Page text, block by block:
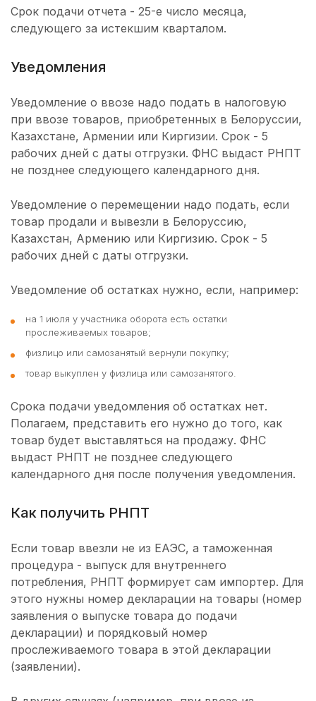
Срок подачи отчета - 25-е число месяца,
следующего за истекшим кварталом.
Уведомления
Уведомление о ввозе надо подать в налоговую
при ввозе товаров, приобретенных в Белоруссии,
Казахстане, Армении или Киргизии. Срок - 5
рабочих дней с даты отгрузки. ФНС выдаст РНПТ
не позднее следующего календарного дня.
Уведомление о перемещении надо подать, если
товар продали и вывезли в Белоруссию,
Казахстан, Армению или Киргизию. Срок - 5
рабочих дней с даты отгрузки.
Уведомление об остатках нужно, если, например:
на 1 июля у участника оборота есть остатки
прослеживаемых товаров;
физлицо или самозанятый вернули покупку;
товар выкуплен у физлица или самозанятого.
Срока подачи уведомления об остатках нет.
Полагаем, представить его нужно до того, как
товар будет выставляться на продажу. ФНС
выдаст РНПТ не позднее следующего
календарного дня после получения уведомления.
Как получить РНПТ
Если товар ввезли не из ЕАЭС, а таможенная
процедура - выпуск для внутреннего
потребления, РНПТ формирует сам импортер. Для
этого нужны номер декларации на товары (номер
заявления о выпуске товара до подачи
декларации) и порядковый номер
прослеживаемого товара в этой декларации
(заявлении).